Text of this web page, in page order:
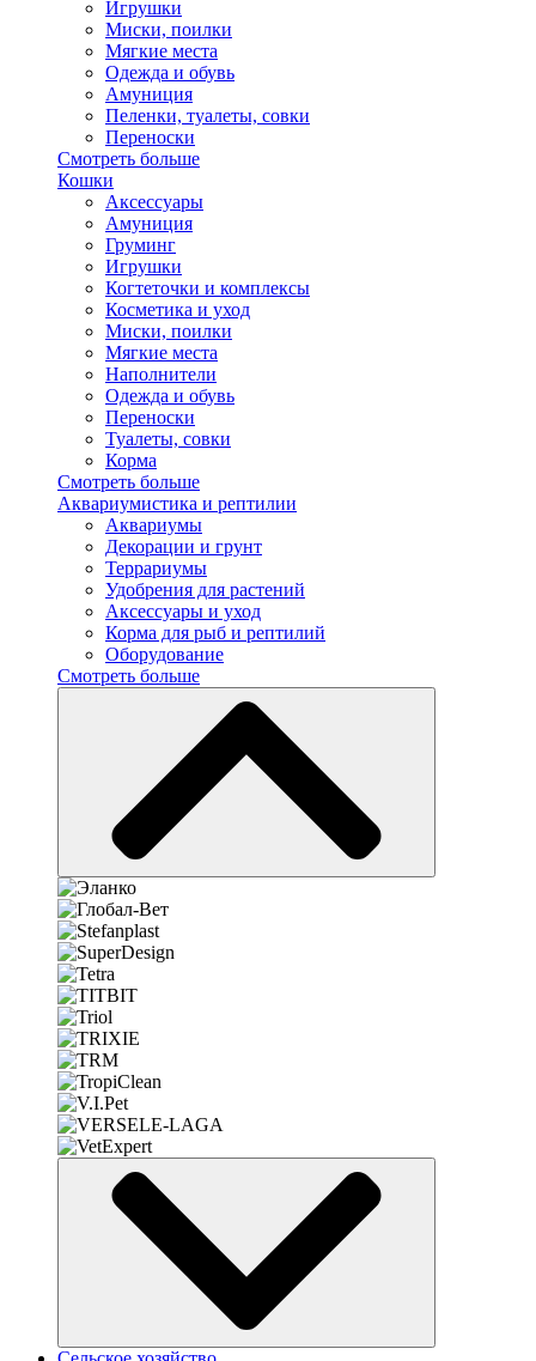
Игрушки
Миски, поилки
Мягкие места
Одежда и обувь
Амуниция
Пеленки, туалеты, совки
Переноски
Смотреть больше
Кошки
Аксессуары
Амуниция
Груминг
Игрушки
Когтеточки и комплексы
Косметика и уход
Миски, поилки
Мягкие места
Наполнители
Одежда и обувь
Переноски
Туалеты, совки
Корма
Смотреть больше
Аквариумистика и рептилии
Аквариумы
Декорации и грунт
Террариумы
Удобрения для растений
Аксессуары и уход
Корма для рыб и рептилий
Оборудование
Смотреть больше